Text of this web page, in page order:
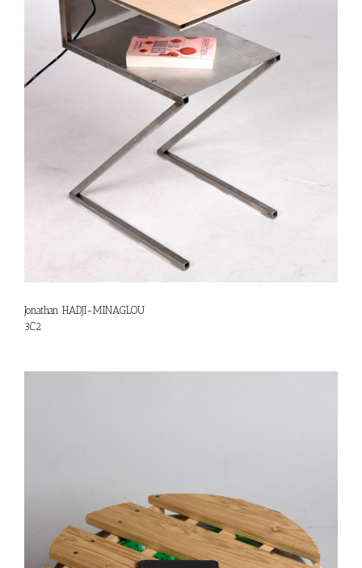
Jonathan HADJI-MINAGLOU
3C2